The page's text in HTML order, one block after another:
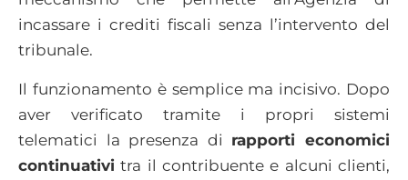
incassare i crediti fiscali senza l’intervento del
tribunale.
Il funzionamento è semplice ma incisivo. Dopo
aver verificato tramite i propri sistemi
telematici la presenza di rapporti economici
continuativi tra il contribuente e alcuni clienti,